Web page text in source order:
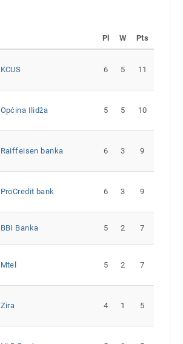
Pl W Pts
KCUS 6 5 11
Općina Ilidža 5 5 10
Raiffeisen banka 6 3 9
ProCredit bank 6 3 9
BBI Banka 5 2 7
Mtel 5 2 7
Zira 4 1 5